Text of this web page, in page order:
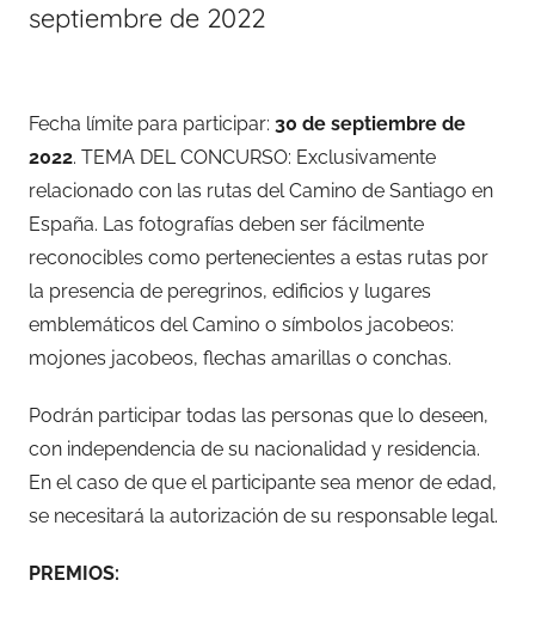
septiembre de 2022
Fecha límite para participar: 30 de septiembre de
2022. TEMA DEL CONCURSO: Exclusivamente
relacionado con las rutas del Camino de Santiago en
España. Las fotografías deben ser fácilmente
reconocibles como pertenecientes a estas rutas por
la presencia de peregrinos, edificios y lugares
emblemáticos del Camino o símbolos jacobeos:
mojones jacobeos, flechas amarillas o conchas.
Podrán participar todas las personas que lo deseen,
con independencia de su nacionalidad y residencia.
En el caso de que el participante sea menor de edad,
se necesitará la autorización de su responsable legal.
PREMIOS: